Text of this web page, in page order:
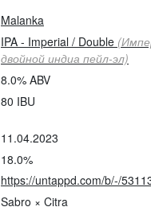
Malanka
IPA - Imperial / Double
двойной индиа пейл-эл)
8.0% ABV
80 IBU
11.04.2023
18.0%
https://untappd.com/b/-/
Sabro × Citra